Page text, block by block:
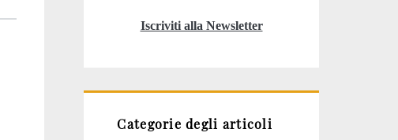
Iscriviti alla Newsletter
Categorie degli articoli